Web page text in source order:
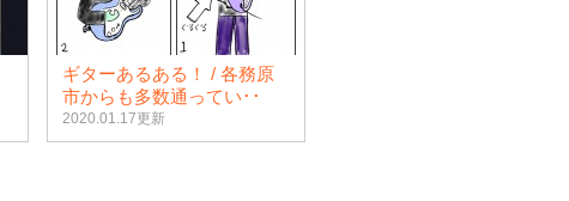
ギターあるある！ / 各務原
市からも多数通ってい･･
2020.01.17更新